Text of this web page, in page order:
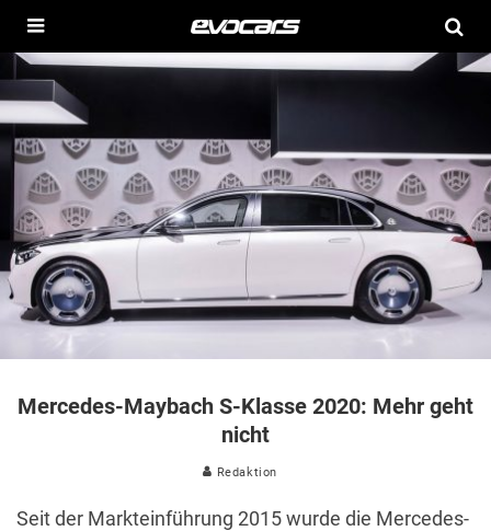
Mercedes-Maybach S-Klasse 2020: Mehr geht
nicht
Redaktion
Seit der Markteinführung 2015 wurde die Mercedes-